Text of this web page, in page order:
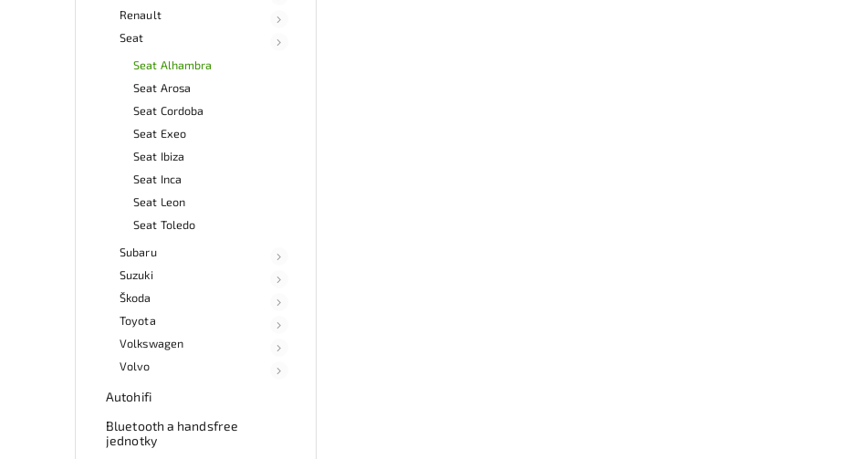
Renault
Seat
Seat Alhambra
Seat Arosa
Seat Cordoba
Seat Exeo
Seat Ibiza
Seat Inca
Seat Leon
Seat Toledo
Subaru
Suzuki
Škoda
Toyota
Volkswagen
Volvo
Autohifi
Bluetooth a handsfree
jednotky